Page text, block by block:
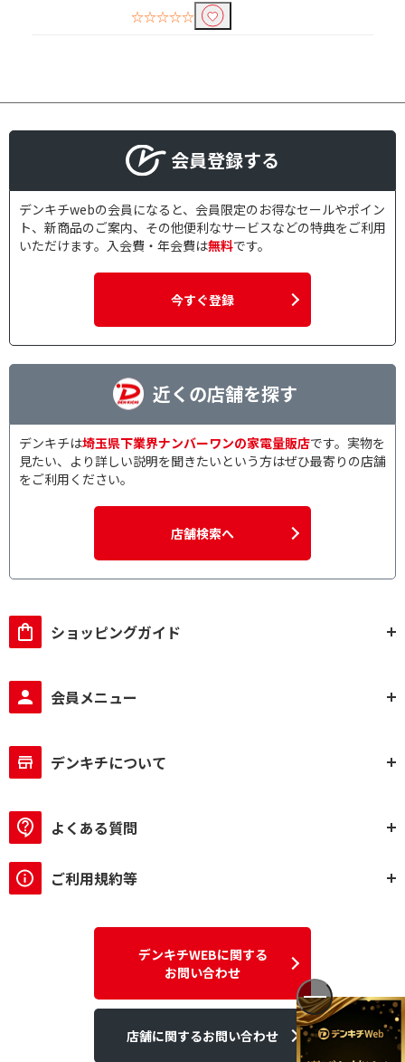
☆☆☆☆☆
会員登録する
デンキチwebの会員になると、会員限定のお得なセールやポイン
ト、新商品のご案内、その他便利なサービスなどの特典をご利用
いただけます。入会費・年会費は無料です。
今すぐ登録
近くの店舗を探す
デンキチは埼玉県下業界ナンバーワンの家電量販店です。実物を
見たい、より詳しい説明を聞きたいという方はぜひ最寄りの店舗
をご利用ください。
店舗検索へ
ショッピングガイド
会員メニュー
デンキチについて
よくある質問
ご利用規約等
デンキチWEBに関する
お問い合わせ
店舗に関するお問い合わせ